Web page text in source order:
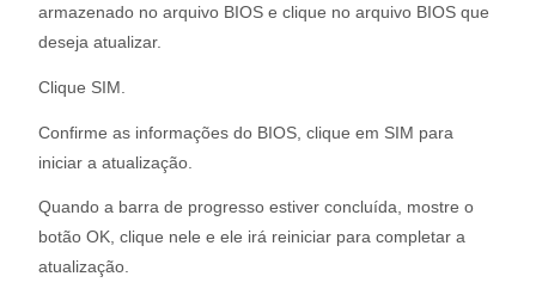
armazenado no arquivo BIOS e clique no arquivo BIOS que
deseja atualizar.
Clique SIM.
Confirme as informações do BIOS, clique em SIM para
iniciar a atualização.
Quando a barra de progresso estiver concluída, mostre o
botão OK, clique nele e ele irá reiniciar para completar a
atualização.